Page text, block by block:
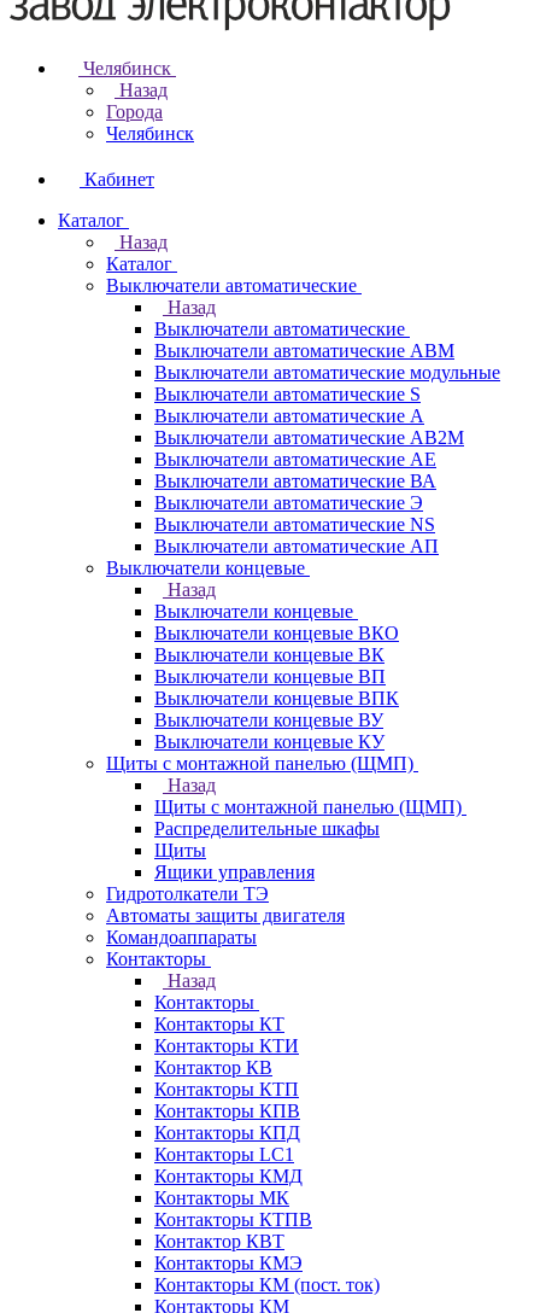
Челябинск
Назад
Города
Челябинск
Кабинет
Каталог
Назад
Каталог
Выключатели автоматические
Назад
Выключатели автоматические
Выключатели автоматические АВМ
Выключатели автоматические модульные
Выключатели автоматические S
Выключатели автоматические А
Выключатели автоматические АВ2М
Выключатели автоматические АЕ
Выключатели автоматические ВА
Выключатели автоматические Э
Выключатели автоматические NS
Выключатели автоматические АП
Выключатели концевые
Назад
Выключатели концевые
Выключатели концевые ВКО
Выключатели концевые ВК
Выключатели концевые ВП
Выключатели концевые ВПК
Выключатели концевые ВУ
Выключатели концевые КУ
Щиты с монтажной панелью (ЩМП)
Назад
Щиты с монтажной панелью (ЩМП)
Распределительные шкафы
Щиты
Ящики управления
Гидротолкатели ТЭ
Автоматы защиты двигателя
Командоаппараты
Контакторы
Назад
Контакторы
Контакторы КТ
Контакторы КТИ
Контактор КВ
Контакторы КТП
Контакторы КПВ
Контакторы КПД
Контакторы LC1
Контакторы КМД
Контакторы МК
Контакторы КТПВ
Контактор КВТ
Контакторы КМЭ
Контакторы КМ (пост. ток)
Контакторы КМ